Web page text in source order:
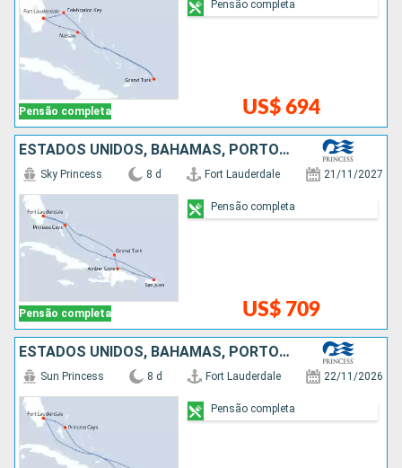
Pensão completa US$ 694
Pensão completa
ESTADOS UNIDOS, BAHAMAS, PORTO RICO, REPUBLICA DOMINICANA
Pensão completa
Sky Princess 8 d Fort Lauderdale 21/11/2027
US$ 709
Pensão completa
ESTADOS UNIDOS, BAHAMAS, PORTO RICO, REPUBLICA DOMINICANA
Sun Princess 8 d Fort Lauderdale 22/11/2026
Pensão completa